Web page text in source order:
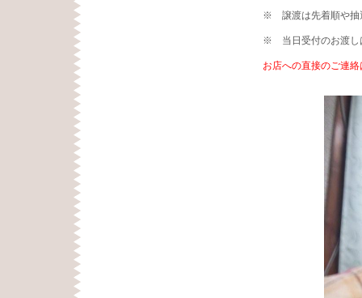
※ 譲渡は先着順や抽
※ 当日受付のお渡し
お店への直接のご連